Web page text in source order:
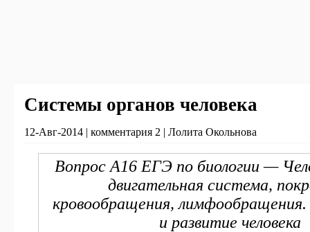
Системы органов человека
12-Авг-2014 | комментария 2 | Лолита Окольнова
Вопрос А16 ЕГЭ по биологии —
двигательная система,
кровообращения,
и развитие человека